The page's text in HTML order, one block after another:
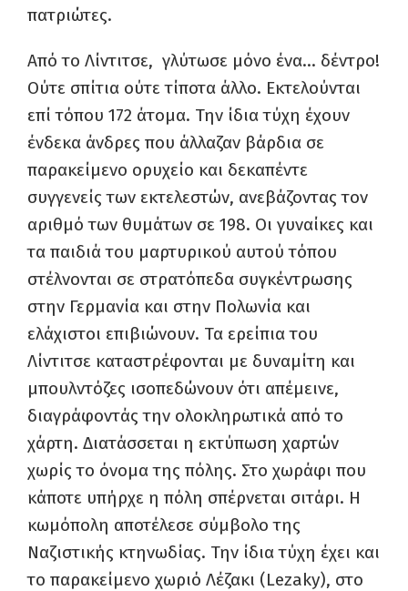
πατριώτες.
Από το Λίντιτσε, γλύτωσε μόνο ένα… δέντρο!
Ούτε σπίτια ούτε τίποτα άλλο. Εκτελούνται
επί τόπου 172 άτομα. Την ίδια τύχη έχουν
ένδεκα άνδρες που άλλαζαν βάρδια σε
παρακείμενο ορυχείο και δεκαπέντε
συγγενείς των εκτελεστών, ανεβάζοντας τον
αριθμό των θυμάτων σε 198. Οι γυναίκες και
τα παιδιά του μαρτυρικού αυτού τόπου
στέλνονται σε στρατόπεδα συγκέντρωσης
στην Γερμανία και στην Πολωνία και
ελάχιστοι επιβιώνουν. Τα ερείπια του
Λίντιτσε καταστρέφονται με δυναμίτη και
μπουλντόζες ισοπεδώνουν ότι απέμεινε,
διαγράφοντάς την ολοκληρωτικά από το
χάρτη. Διατάσσεται η εκτύπωση χαρτών
χωρίς το όνομα της πόλης. Στο χωράφι που
κάποτε υπήρχε η πόλη σπέρνεται σιτάρι. Η
κωμόπολη αποτέλεσε σύμβολο της
Ναζιστικής κτηνωδίας. Την ίδια τύχη έχει και
το παρακείμενο χωριό Λέζακι (Lezaky), στο